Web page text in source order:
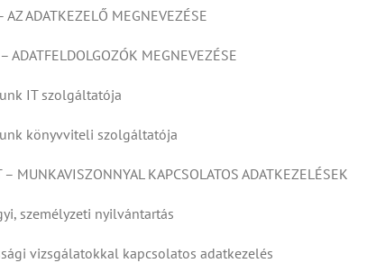
AZ ADATKEZELŐ MEGNEVEZÉSE
ADATFELDOLGOZÓK MEGNEVEZÉSE
IT szolgáltatója
könyvviteli szolgáltatója
– MUNKAVISZONNYAL KAPCSOLATOS ADATKEZELÉSEK
személyzeti nyilvántartás
vizsgálatokkal kapcsolatos adatkezelés